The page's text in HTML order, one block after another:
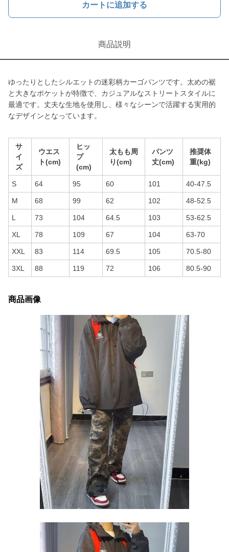
カートに追加する
商品説明
ゆったりとしたシルエットの迷彩柄カーゴパンツです。太めの裾
と大きなポケットが特徴で、カジュアルなストリートスタイルに
最適です。丈夫な生地を使用し、様々なシーンで活躍する実用的
なデザインとなっています。
サ
イ
ズ
ウエス
ト(cm)
ヒッ
プ
(cm)
太もも周
り(cm)
パンツ
丈(cm)
推奨体
重(kg)
S 64 95 60 101 40-47.5
M 68 99 62 102 48-52.5
L 73 104 64.5 103 53-62.5
XL 78 109 67 104 63-70
XXL 83 114 69.5 105 70.5-80
3XL 88 119 72 106 80.5-90
商品画像